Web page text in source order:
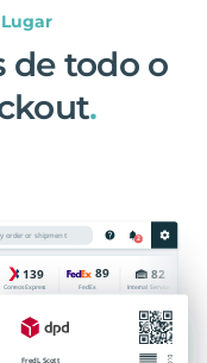
de todo o
.